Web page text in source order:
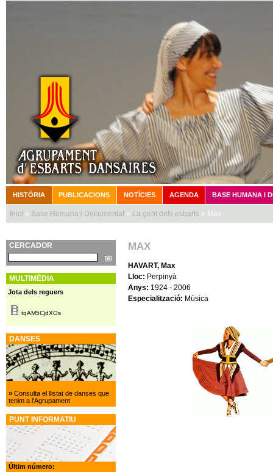
MAX
HAVART, Max
Lloc: Perpinyà
Anys: 1924 - 2006
Especialització: Música
Menú principal
HISTÒRIA PUBLICACIONS NOTÍCIES AGENDA BASE HUMANA I
Esteu aquí
Inici » Base Humana i Documental » La gent dels esbarts » Max
CERCADOR
Cerca
MULTIMÈDIA
Jota dels reguers
tqAM5CjdXOs
DANSES
»Consulta el llistat de danses que
tenim a l'Agrupament
PUNT INFORMATIU
Últim número: